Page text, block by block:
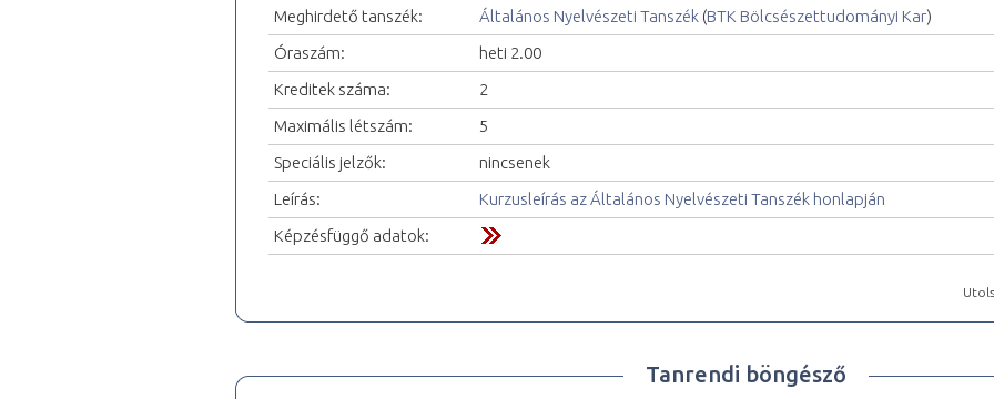
Meghirdető tanszék:
Általános Nyelvészeti Tanszék (BTK Bölcsészettudományi Kar)
Óraszám:
heti 2.00
Kreditek száma:
2
Maximális létszám:
5
Speciális jelzők:
nincsenek
Leírás:
Kurzusleírás az Általános Nyelvészeti Tanszék honlapján
Képzésfüggő adatok:
Tanrendi böngésző